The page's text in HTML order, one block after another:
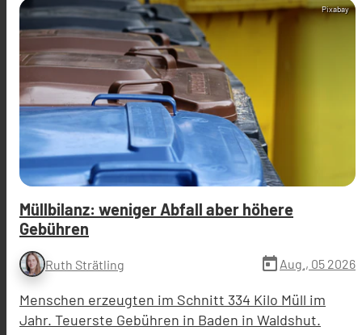
Pixabay
Müllbilanz: weniger Abfall aber höhere
Gebühren
Ruth Strätling today Aug., 05 2026
Menschen erzeugten im Schnitt 334 Kilo Müll im
Jahr. Teuerste Gebühren in Baden in Waldshut.